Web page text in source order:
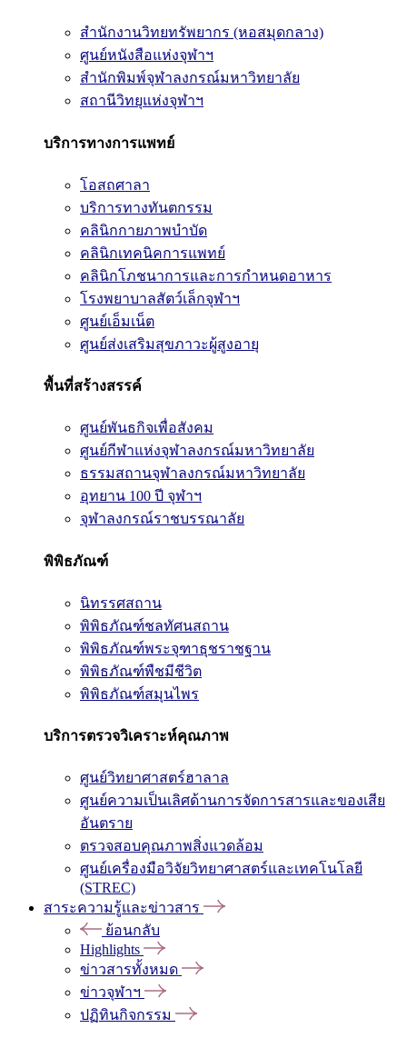
สำนักงานวิทยทรัพยากร (หอสมุดกลาง)
ศูนย์หนังสือแห่งจุฬาฯ
สำนักพิมพ์จุฬาลงกรณ์มหาวิทยาลัย
สถานีวิทยุแห่งจุฬาฯ
บริการทางการแพทย์
โอสถศาลา
บริการทางทันตกรรม
คลินิกกายภาพบำบัด
คลินิกเทคนิคการแพทย์
คลินิกโภชนาการและการกำหนดอาหาร
โรงพยาบาลสัตว์เล็กจุฬาฯ
ศูนย์เอ็มเน็ต
ศูนย์ส่งเสริมสุขภาวะผู้สูงอายุ
พื้นที่สร้างสรรค์
ศูนย์พันธกิจเพื่อสังคม
ศูนย์กีฬาแห่งจุฬาลงกรณ์มหาวิทยาลัย
ธรรมสถานจุฬาลงกรณ์มหาวิทยาลัย
อุทยาน 100 ปี จุฬาฯ
จุฬาลงกรณ์ราชบรรณาลัย
พิพิธภัณฑ์
นิทรรศสถาน
พิพิธภัณฑ์ชลทัศนสถาน
พิพิธภัณฑ์พระจุฑาธุชราชฐาน
พิพิธภัณฑ์พืชมีชีวิต
พิพิธภัณฑ์สมุนไพร
บริการตรวจวิเคราะห์คุณภาพ
ศูนย์วิทยาศาสตร์ฮาลาล
ศูนย์ความเป็นเลิศด้านการจัดการสารและของเสีย
อันตราย
ตรวจสอบคุณภาพสิ่งแวดล้อม
ศูนย์เครื่องมือวิจัยวิทยาศาสตร์และเทคโนโลยี
(STREC)
สาระความรู้และข่าวสาร
ย้อนกลับ
Highlights
ข่าวสารทั้งหมด
ข่าวจุฬาฯ
ปฏิทินกิจกรรม